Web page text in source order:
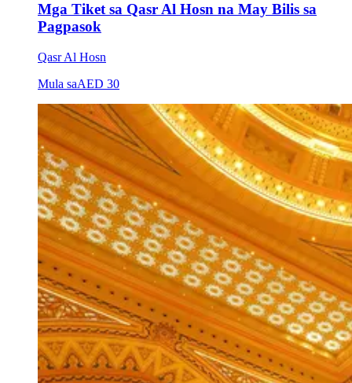
Mga Tiket sa Qasr Al Hosn na May Bilis sa
Pagpasok
Qasr Al Hosn
Mula saAED 30